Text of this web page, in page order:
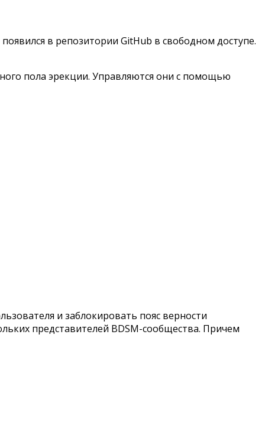
в репозитории GitHub в свободном доступе.
пола эрекции. Управляются они с помощью
и заблокировать пояс верности
представителей BDSM-сообщества. Причем